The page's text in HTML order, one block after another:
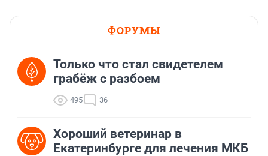
ФОРУМЫ
Только что стал свидетелем
грабёж с разбоем
495 36
Хороший ветеринар в
Екатеринбурге для лечения МКБ